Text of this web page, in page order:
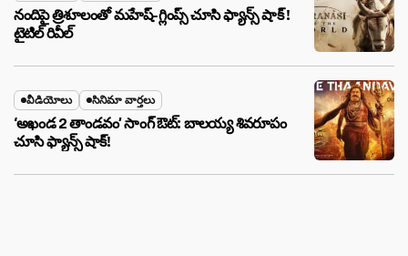
నందిపై త్రిశూలంతో మహేష్-గ్లింప్స్ చూసి ఫ్యాన్స్ షాక్ !
టైటిల్ రివీల్
వీడియోలు సినిమా వార్తలు
‘అఖండ 2 తాండవం’ సాంగ్ ఔట్: బాలయ్య శివరూపం
చూసి ఫ్యాన్స్ షాక్!